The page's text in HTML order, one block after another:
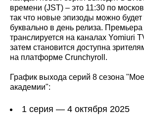
времени (JST) – это 11:30 по
так что новые эпизоды можно будет
буквально в день релиза. Премьера
транслируется на каналах Yomiuri
затем становится доступна
на платформе Crunchyroll.
График выхода серий 8 сезона
академии":
1 серия — 4 октября 2025